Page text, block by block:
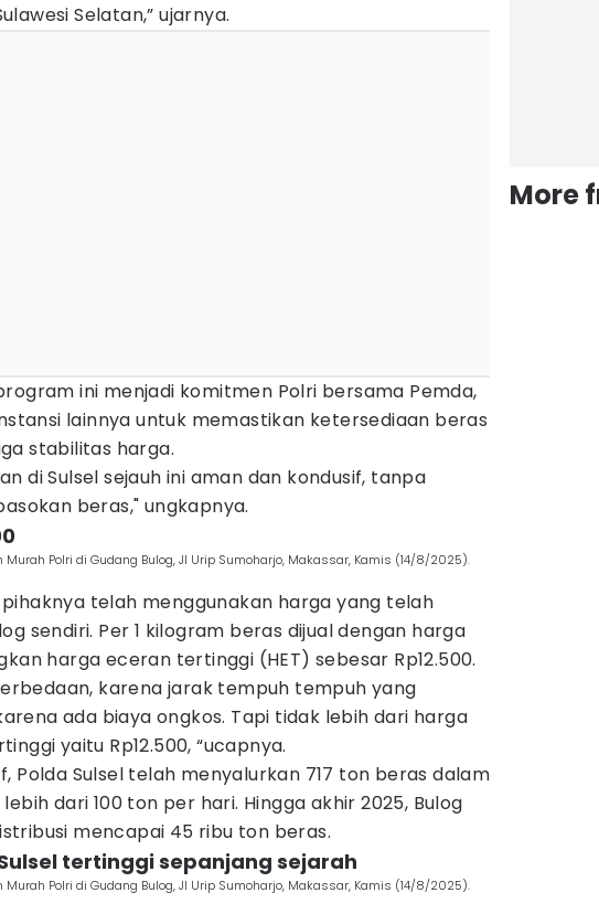
Selatan,” ujarnya.
ini menjadi komitmen Polri bersama Pemda,
lainnya untuk memastikan ketersediaan beras
stabilitas harga.
di Sulsel sejauh ini aman dan kondusif, tanpa
beras," ungkapnya.
Murah Polri di Gudang Bulog, Jl Urip Sumoharjo, Makassar, Kamis (14/8/2025).
pihaknya telah menggunakan harga yang telah
sendiri. Per 1 kilogram beras dijual dengan harga
harga eceran tertinggi (HET) sebesar Rp12.500.
karena jarak tempuh tempuh yang
ada biaya ongkos. Tapi tidak lebih dari harga
yaitu Rp12.500, “ucapnya.
Polda Sulsel telah menyalurkan 717 ton beras dalam
dari 100 ton per hari. Hingga akhir 2025, Bulog
mencapai 45 ribu ton beras.
tertinggi sepanjang sejarah
Murah Polri di Gudang Bulog, Jl Urip Sumoharjo, Makassar, Kamis (14/8/2025).
More